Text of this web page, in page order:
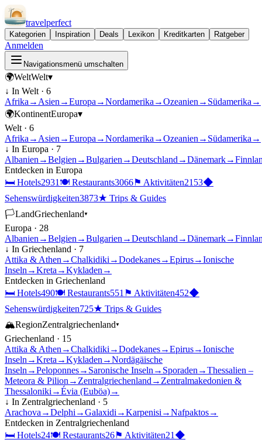
travelperfect
Kategorien Inspiration Deals Lexikon Kreditkarten Ratgeber
Anmelden
Navigationsmenü umschalten
🌍WeltWelt▾
↓ In Welt · 6
Afrika → Asien →Europa →Nordamerika →Ozeanien → Südamerika →
🌍KontinentEuropa▾
Welt · 6
Afrika → Asien →Europa →Nordamerika →Ozeanien → Südamerika →
↓ In Europa · 7
Albanien →Belgien →Bulgarien →Deutschland →Dänemark→
Entdecken in Europa
🛏 Hotels2931 🍽 Restaurants3066⚑ Aktivitäten2153◆
Sehenswürdigkeiten3873★ Trips & Guides
🏳LandGriechenland▾
Europa · 28
Albanien →Belgien →Bulgarien →Deutschland →Dänemark→
↓ In Griechenland · 7
Attika & Athen →Chalkidiki →Dodekanes→Epirus→Ionische
Inseln →Kreta →Kykladen →
Entdecken in Griechenland
🛏 Hotels490🍽 Restaurants551 ⚑ Aktivitäten452◆
Sehenswürdigkeiten725★ Trips & Guides
🏔RegionZentralgriechenland▾
Griechenland · 15
Attika & Athen →Chalkidiki →Dodekanes→Epirus→Ionische
Inseln →Kreta →Kykladen →Nordägäische
Inseln →Peloponnes→ Saronische Inseln → Sporaden →Thessalien –
Meteora & Pilion → Zentralgriechenland → Zentralmakedonien &
Thessaloniki →Évia (Euböa)→
↓ In Zentralgriechenland · 5
Arachova →Delphi →Galaxidi →Karpenisi →Nafpaktos→
Entdecken in Zentralgriechenland
🛏 Hotels24🍽 Restaurants26⚑ Aktivitäten21 ◆